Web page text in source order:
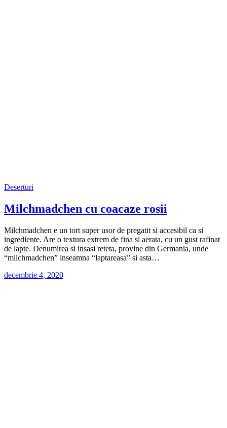
Deserturi
Milchmadchen cu coacaze rosii
Milchmadchen e un tort super usor de pregatit si accesibil ca si
ingrediente. Are o textura extrem de fina si aerata, cu un gust rafinat
de lapte. Denumirea si insasi reteta, provine din Germania, unde
“milchmadchen” inseamna “laptareasa” si asta…
decembrie 4, 2020